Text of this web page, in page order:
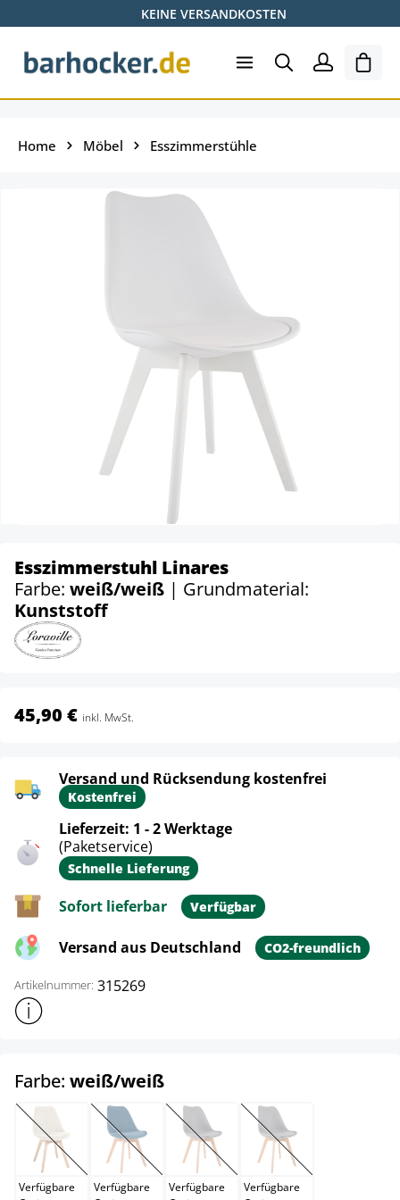
Zum Hauptinhalt springenKEINE VERSANDKOSTEN
Home Möbel Esszimmerstühle
Esszimmerstuhl Linares
Farbe: weiß/weiß | Grundmaterial:
Kunststoff
45,90 € inkl. MwSt.
Versand und Rücksendung kostenfrei
Kostenfrei
Lieferzeit: 1 - 2 Werktage
(Paketservice)
Schnelle Lieferung
Sofort lieferbar Verfügbar
Versand aus Deutschland CO2-freundlich
Artikelnummer: 315269
Weitere Produktinformationen anzeigen
Farbe: weiß/weißauswählen
beige
(Diese Option ist zurzeit nicht verfügbar.)
Verfügbare
blau
(Diese Option ist zurzeit nicht verfügbar.)
Verfügbare
bordeauxrot
(Diese Option ist zurzeit nicht
Verfügbare
braun
(Diese Option ist
Verfügbare